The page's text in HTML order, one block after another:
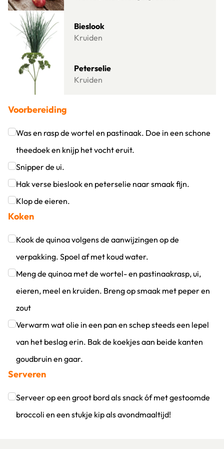
Bieslook
Kruiden
Lees meer over Bieslook
Peterselie
Kruiden
Lees meer over Peterselie
Voorbereiding
Was en rasp de wortel en pastinaak. Doe in een schone
theedoek en knijp het vocht eruit.
Klik om dit selectievakje aan te vinken
Snipper de ui.
Klik om dit selectievakje aan te vinken
Hak verse bieslook en peterselie naar smaak fijn.
Klik om dit selectievakje aan te vinken
Klop de eieren.
Klik om dit selectievakje aan te vinken
Koken
Kook de quinoa volgens de aanwijzingen op de
verpakking. Spoel af met koud water.
Klik om dit selectievakje aan te vinken
Meng de quinoa met de wortel- en pastinaakrasp, ui,
eieren, meel en kruiden. Breng op smaak met peper en
zout
Klik om dit selectievakje aan te vinken
Verwarm wat olie in een pan en schep steeds een lepel
van het beslag erin. Bak de koekjes aan beide kanten
goudbruin en gaar.
Klik om dit selectievakje aan te vinken
Serveren
Serveer op een groot bord als snack óf met gestoomde
broccoli en een stukje kip als avondmaaltijd!